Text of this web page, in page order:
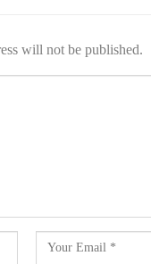
will not be published.